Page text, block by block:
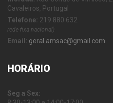
Cavaleiros, Portugal
Telefone: 219
rede fixa nacional)
Email: geral.amsac@gmail.com
HORÁRIO
Seg a Sex: